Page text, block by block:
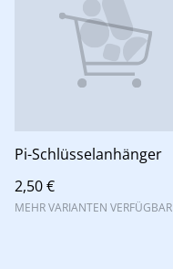
Pi-Schlüsselanhänger
2,50 €
MEHR VARIANTEN VERFÜGBAR